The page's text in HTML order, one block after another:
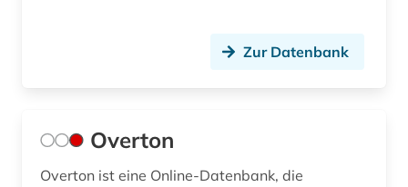
Zur Datenbank
Overton
Overton ist eine Online-Datenbank, die